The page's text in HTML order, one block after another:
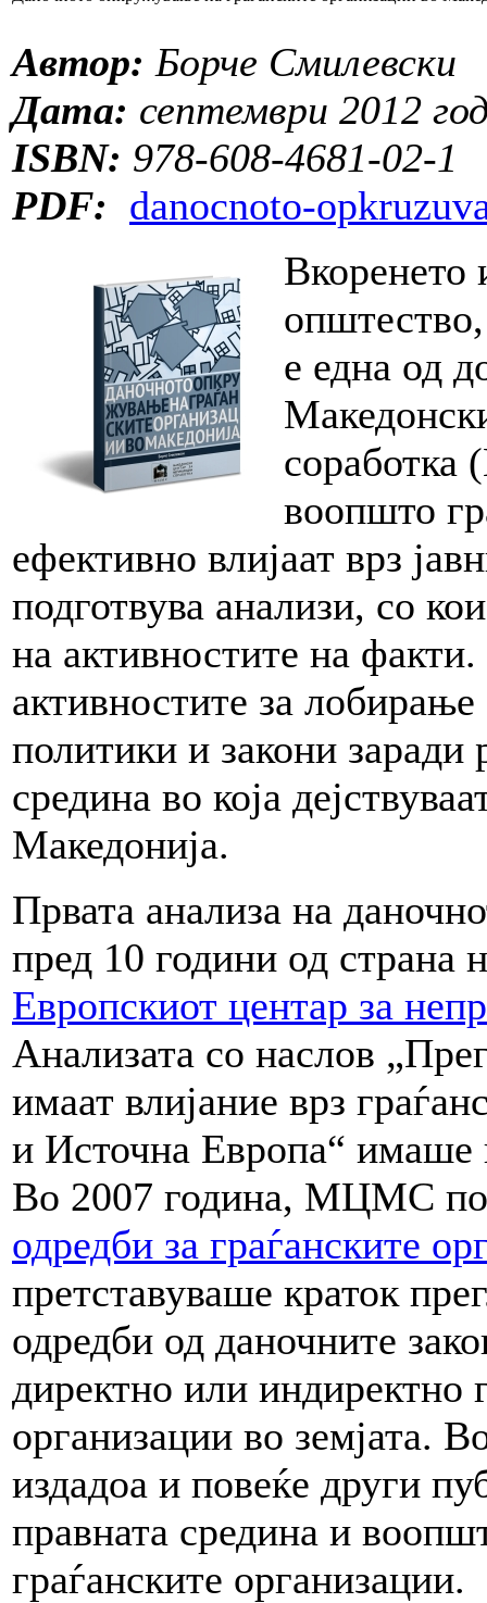
Автор: Борче Смилевски
Дата: септември 2012
ISBN: 978-608-4681-02-1
PDF: danocnoto-
Вкоренето
општество,
е една од
воопшто
ефективно влијаат врз
подготвува анализи, со
на активностите на
активностите за
политики и закони заради
средина во која
Македонија.
Првата анализа на
пред 10 години од
Европскиот центар за
Анализата со наслов
имаат влијание врз
и Источна Европа“ имаше
Во 2007 година, МЦМС
одредби за граѓанските
претставуваше краток
одредби од даночните
директно или индиректно
организации во
издадоа и повеќе други
правната средина и
граѓанските организации.